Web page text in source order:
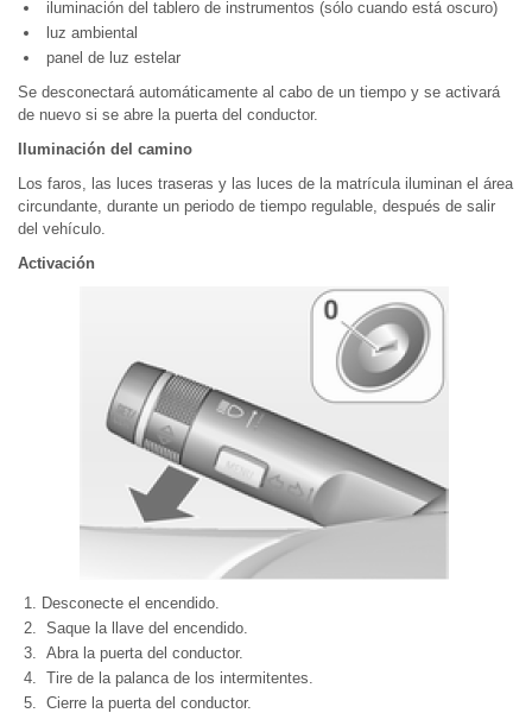
iluminación del tablero de instrumentos (sólo cuando está oscuro)
luz ambiental
panel de luz estelar
Se desconectará automáticamente al cabo de un tiempo y se activará
de nuevo si se abre la puerta del conductor.
Iluminación del camino
Los faros, las luces traseras y las luces de la matrícula iluminan el área
circundante, durante un periodo de tiempo regulable, después de salir
del vehículo.
Activación
Desconecte el encendido.
Saque la llave del encendido.
Abra la puerta del conductor.
Tire de la palanca de los intermitentes.
Cierre la puerta del conductor.